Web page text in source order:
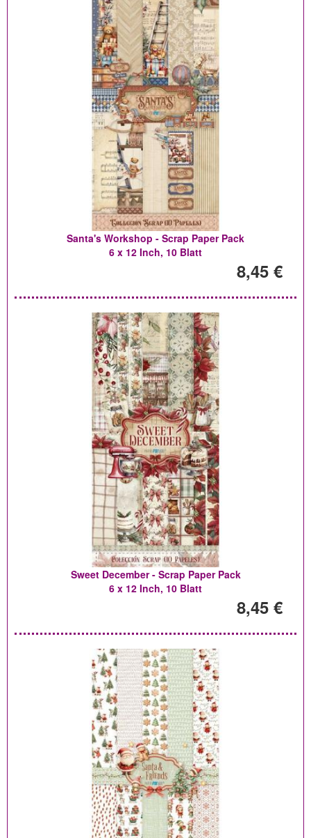
Santa's Workshop - Scrap Paper Pack
6 x 12 Inch, 10 Blatt
8,45 €
Sweet December - Scrap Paper Pack
6 x 12 Inch, 10 Blatt
8,45 €